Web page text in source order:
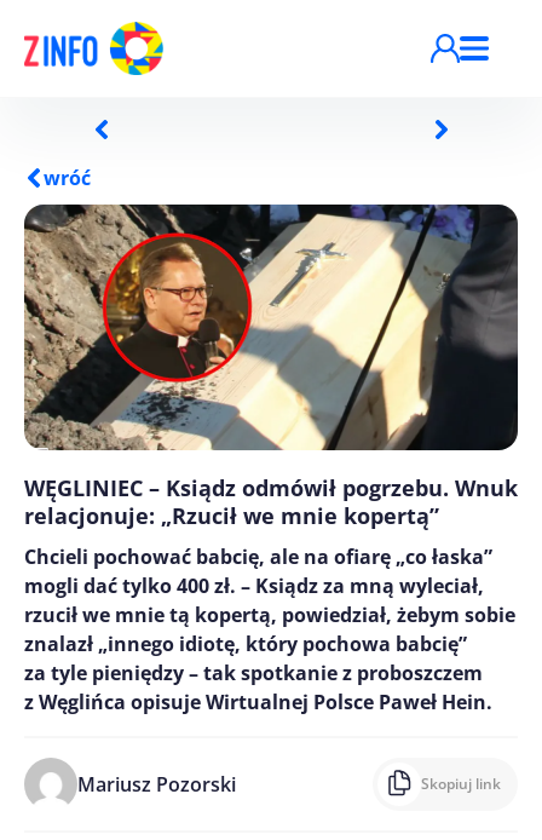
wróć
WĘGLINIEC – Ksiądz odmówił pogrzebu. Wnuk
relacjonuje: „Rzucił we mnie kopertą”
Chcieli pochować babcię, ale na ofiarę „co łaska”
mogli dać tylko 400 zł. – Ksiądz za mną wyleciał,
rzucił we mnie tą kopertą, powiedział, żebym sobie
znalazł „innego idiotę, który pochowa babcię”
za tyle pieniędzy – tak spotkanie z proboszczem
z Węglińca opisuje Wirtualnej Polsce Paweł Hein.
Mariusz Pozorski Skopiuj link